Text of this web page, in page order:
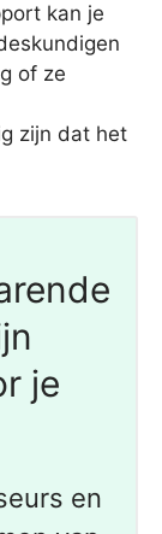
kan je
of ze
zijn dat het
je
en